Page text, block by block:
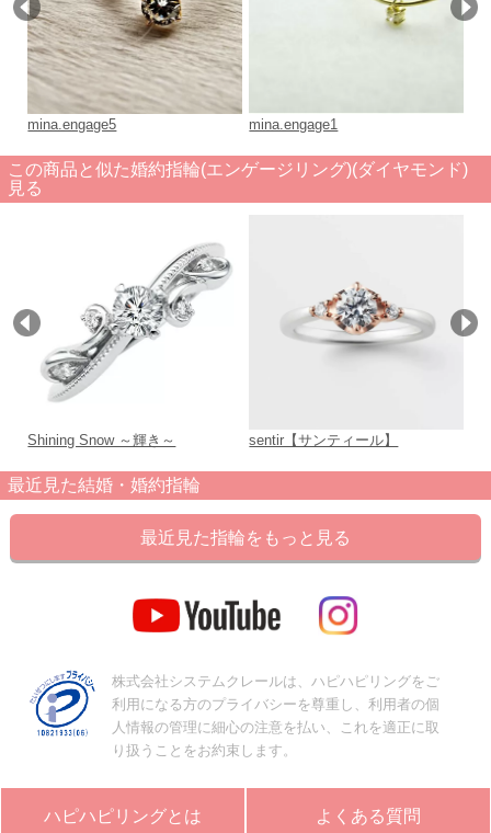
mina.engage5 mina.engage1
この商品と似た婚約指輪(エンゲージリング)(ダイヤモンド)
見る
Shining Snow ～輝き～ sentir【サンティール】
最近見た結婚・婚約指輪
最近見た指輪をもっと見る
株式会社システムクレールは、ハピハピリングをご
利用になる方のプライバシーを尊重し、利用者の個
人情報の管理に細心の注意を払い、これを適正に取
り扱うことをお約束します。
ハピハピリングとは よくある質問